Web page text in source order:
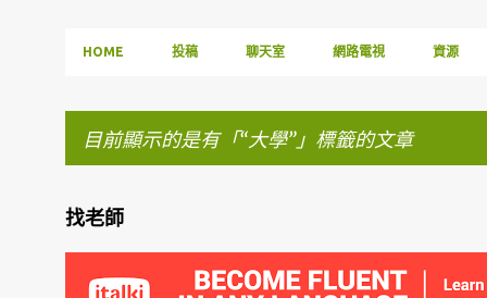
HOME 投稿 聊天室 網路電視 資源
目前顯示的是有「 大學 」標籤的文章
發
找老師